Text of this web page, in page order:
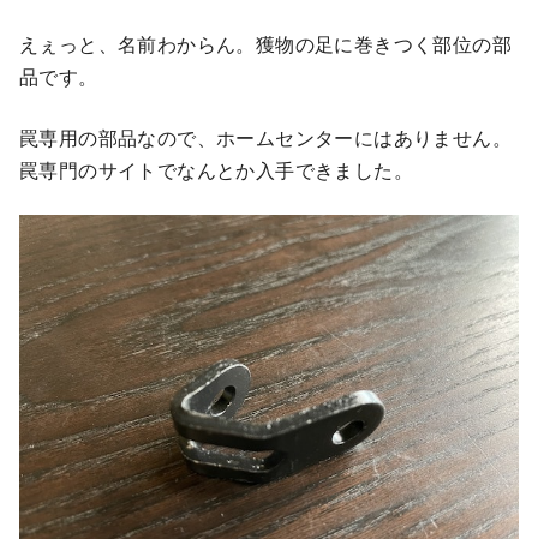
えぇっと、名前わからん。獲物の足に巻きつく部位の部
品です。
罠専用の部品なので、ホームセンターにはありません。
罠専門のサイトでなんとか入手できました。